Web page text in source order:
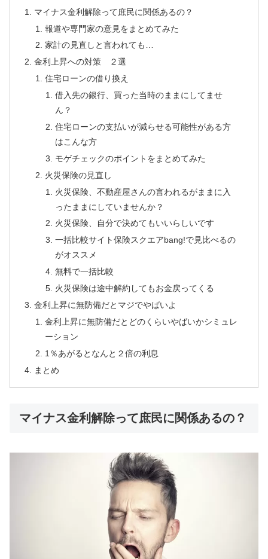
マイナス金利解除って庶民に関係あるの？
報道や専門家の意見をまとめてみた
家計の見直しと言われても…
金利上昇への対策 ２選
住宅ローンの借り換え
借入先の銀行、買った当時のままにしてませ
ん？
住宅ローンの支払いが減らせる可能性がある方
はこんな方
モゲチェックのポイントをまとめてみた
火災保険の見直し
火災保険、不動産屋さんの言われるがままに入
ったままにしていませんか？
火災保険、自分で決めてもいいらしいです
一括比較サイト保険スクエアbang!で見比べるの
がオススメ
無料で一括比較
火災保険は途中解約してもお金戻ってくる
金利上昇に無防備だとマジでやばいよ
金利上昇に無防備だとどのくらいやばいかシミュレ
ーション
1％あがるとなんと２倍の利息
まとめ
マイナス金利解除って庶民に関係あるの？